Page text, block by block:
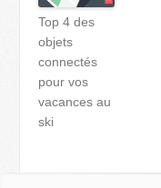
Top 4 des
objets
connectés
pour vos
vacances au
ski